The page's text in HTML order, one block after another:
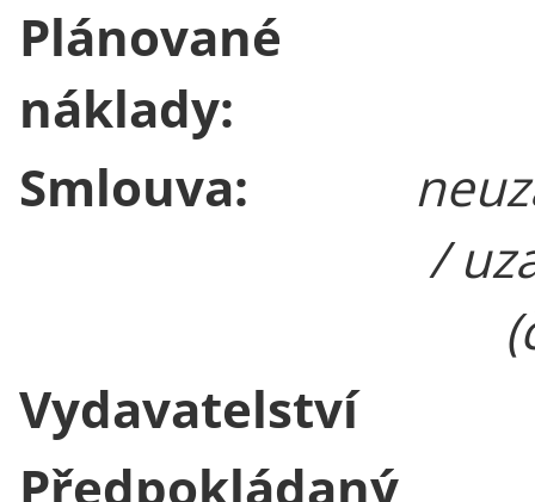
Plánované
náklady:
Smlouva:
/
Vydavatelství
Předpokládaný